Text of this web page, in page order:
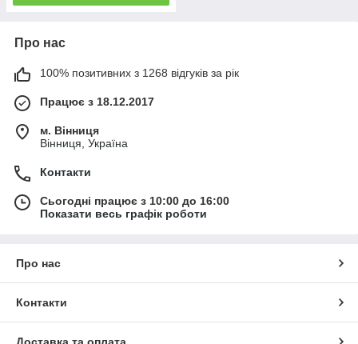
Про нас
100% позитивних з 1268 відгуків за рік
Працює з 18.12.2017
м. Вінниця
Вінниця, Україна
Контакти
Сьогодні працює з 10:00 до 16:00
Показати весь графік роботи
Про нас
Контакти